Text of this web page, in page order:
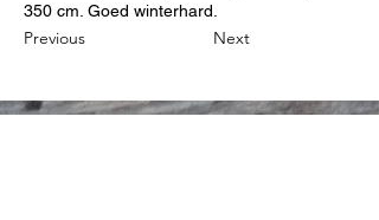
350 cm. Goed winterhard.
Previous Next